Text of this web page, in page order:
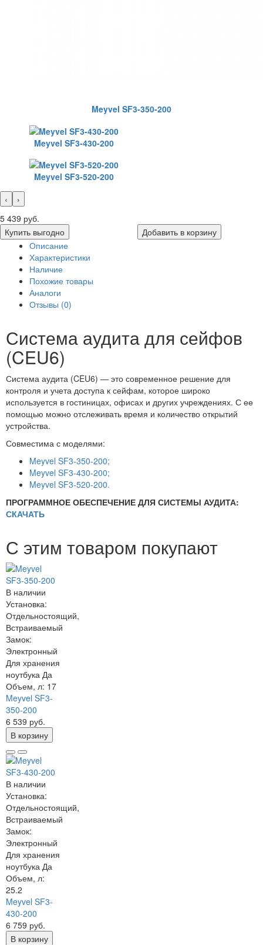
Meyvel SF3-350-200
Meyvel SF3-430-200
Meyvel SF3-520-200
‹
›
5 439 руб.
Купить выгодно
Добавить в корзину
Описание
Характеристики
Наличие
Похожие товары
Аналоги
Отзывы (0)
Система аудита для сейфов
(CEU6)
Система аудита (CEU6) — это современное решение для
контроля и учета доступа к сейфам, которое широко
используется в гостиницах, офисах и других учреждениях. С ее
помощью можно отслеживать время и количество открытий
устройства.
Совместима с моделями:
Meyvel SF3-350-200;
Meyvel SF3-430-200;
Meyvel SF3-520-200.
ПРОГРАММНОЕ ОБЕСПЕЧЕНИЕ ДЛЯ СИСТЕМЫ АУДИТА:
СКАЧАТЬ
С этим товаром покупают
В наличии
Установка:
Отдельностоящий,
Встраиваемый
Замок:
Электронный
Для хранения
ноутбука Да
Объем, л: 17
Meyvel SF3-
350-200
6 539 руб.
В корзину
В наличии
Установка:
Отдельностоящий,
Встраиваемый
Замок:
Электронный
Для хранения
ноутбука Да
Объем, л:
25.2
Meyvel SF3-
430-200
6 759 руб.
В корзину